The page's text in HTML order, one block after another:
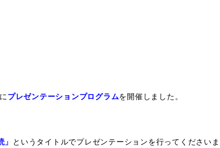
プレゼンテーションプログラムを開催しました。
というタイトルでプレゼンテーションを行ってくださいま